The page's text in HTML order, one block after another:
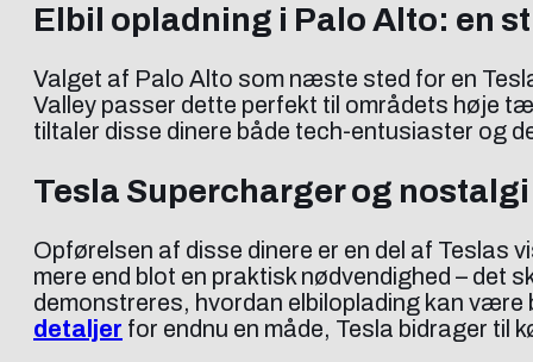
Elbil opladning i Palo Alto: en
Valget af Palo Alto som næste sted for en
Valley passer dette perfekt til områdets høje
tiltaler disse dinere både tech-entusiaster og
Tesla Supercharger og nostalgi
Opførelsen af disse dinere er en del af Teslas
mere end blot en praktisk nødvendighed –
demonstreres, hvordan elbiloplading kan
detaljer for endnu en måde, Tesla bidrager til